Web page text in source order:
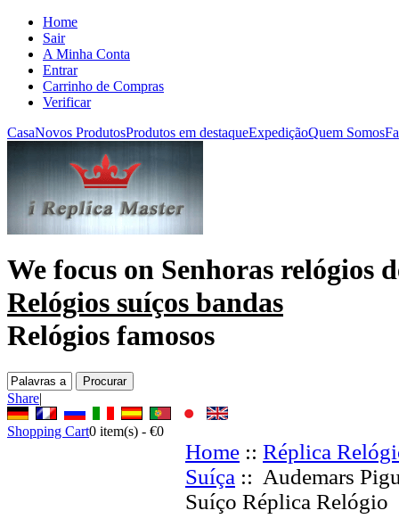
Home
Sair
A Minha Conta
Entrar
Carrinho de Compras
Verificar
CasaNovos ProdutosProdutos em destaqueExpediçãoQuem Somos
We focus on Senhoras relógios
Relógios suíços bandas
Relógios famosos
Share|
Shopping Cart0 item(s) - €0
Home :: Réplica
Suíça :: Audemars
Suíço Réplica Relógio